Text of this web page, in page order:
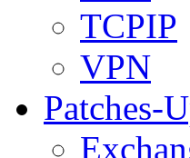
TCPIP
VPN
Patches-